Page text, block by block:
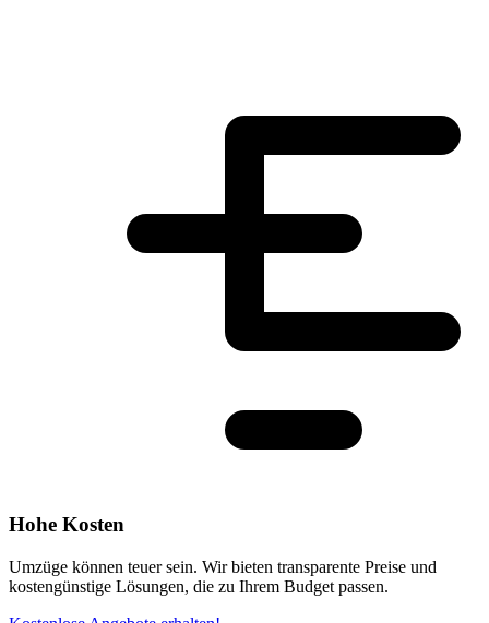
Hohe Kosten
Umzüge können teuer sein. Wir bieten transparente Preise und
kostengünstige Lösungen, die zu Ihrem Budget passen.